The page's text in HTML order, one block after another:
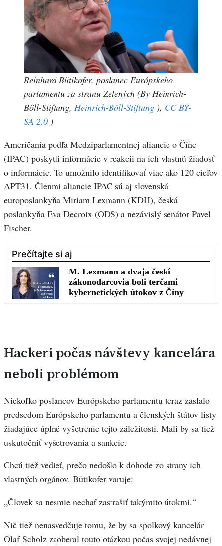
Reinhard Bütikofer, poslanec Európskeho
parlamentu za stranu Zelených (By Heinrich-
Böll-Stiftung, Heinrich-Böll-Stiftung ), CC BY-
SA 2.0 )
Američania podľa Medziparlamentnej aliancie o Číne
(IPAC) poskytli informácie v reakcii na ich vlastnú žiadosť
o informácie. To umožnilo identifikovať viac ako 120 cieľov
APT31. Členmi aliancie IPAC sú aj slovenská
europoslankyňa Miriam Lexmann (KDH), česká
poslankyňa Eva Decroix (ODS) a nezávislý senátor Pavel
Fischer.
Hackeri počas návštevy kancelára
neboli problémom
Niekoľko poslancov Európskeho parlamentu teraz zaslalo
predsedom Európskeho parlamentu a členských štátov listy
žiadajúce úplné vyšetrenie tejto záležitosti. Mali by sa tiež
uskutočniť vyšetrovania a sankcie.
Chcú tiež vedieť, prečo nedošlo k dohode zo strany ich
vlastných orgánov. Bütikofer varuje:
„Človek sa nesmie nechať zastrašiť takýmito útokmi.“
Nič tiež nenasvedčuje tomu, že by sa spolkový kancelár
Olaf Scholz zaoberal touto otázkou počas svojej nedávnej